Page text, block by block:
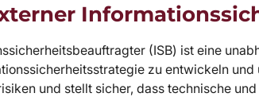
(ISB) ist eine
zu entwickeln
und stellt sicher, dass technische